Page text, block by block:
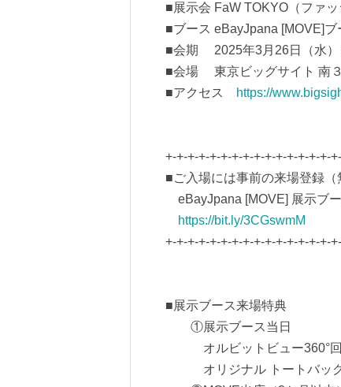
■展示会 FaW TOKYO（ファッ
■ブース eBayJpana [MOVE]ブ
■会期 2025年3月26日（水）
■会場 東京ビッグサイト 南
■アクセス
https://
+-+-+-+-+-+-+-+-+-+-+-+-+-+-+-
■ご入場には事前の来場登録（
eBayJpana [MOVE] 展示ブ
https://bit.ly/3CGswmM
+-+-+-+-+-+-+-+-+-+-+-+-+-+-+-
■展示ブース来場特典
①展示ブース当日
オルビットビュー360°回
オリジナル トートバッグ